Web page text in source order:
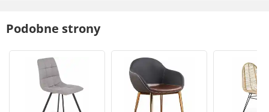
Podobne strony